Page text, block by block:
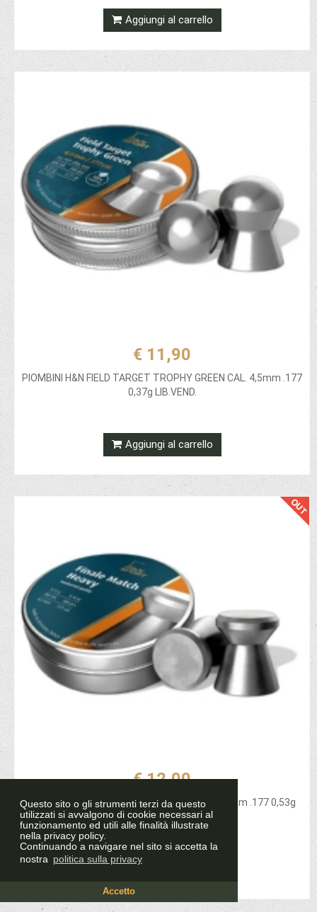
Questo sito o gli strumenti terzi da questo
utilizzati si avvalgono di cookie necessari al
funzionamento ed utili alle finalità illustrate
nella privacy policy.
Continuando a navigare nel sito si accetta la
nostra politica sulla privacy
Accetto
Aggiungi al carrello
€ 11,90
PIOMBINI H&N FIELD TARGET TROPHY GREEN CAL. 4,5mm .177
0,37g LIB.VEND.
Aggiungi al carrello
€ 12,00
PIOMBINI H&N FINALE MATCH HEAVY CAL. 4,5mm .177 0,53g
LIBERA VENDITA (750240)
Prodotto esaurito